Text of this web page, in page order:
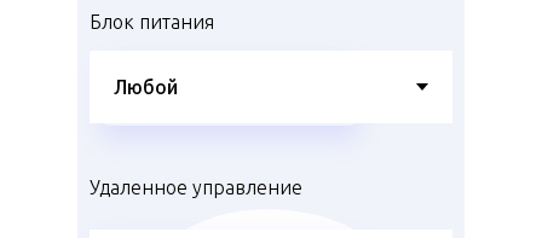
Блок питания
Удаленное управление